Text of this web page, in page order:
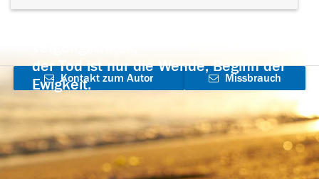
der Tod ist nur die Wende, Beginn der
Ewigkeit.
Kontakt zum Autor
aufnehmen
Missbrauch